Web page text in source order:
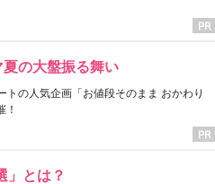
の大盤振る舞い
の人気企画「お値段そのまま おかわり
！
」とは？